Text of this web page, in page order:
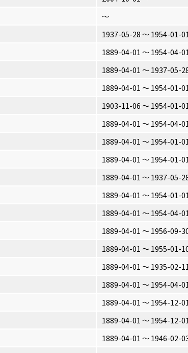
〜
1937-05-28 〜 1954-01-01
1889-04-01 〜 1954-04-
1889-04-01 〜 1937-05-
1889-04-01 〜 1954-01-
1903-11-06 〜 1954-01-01
1889-04-01 〜 1954-04-
1889-04-01 〜 1954-01-01
1889-04-01 〜 1954-01-
1889-04-01 〜 1937-05-
1889-04-01 〜 1954-01-
1889-04-01 〜 1954-04-01
1889-04-01 〜 1956-09-
1889-04-01 〜 1955-01-
1889-04-01 〜 1935-02-
1889-04-01 〜 1954-04-01
1889-04-01 〜 1954-12-
1889-04-01 〜 1954-12-01
1889-04-01 〜 1946-02-